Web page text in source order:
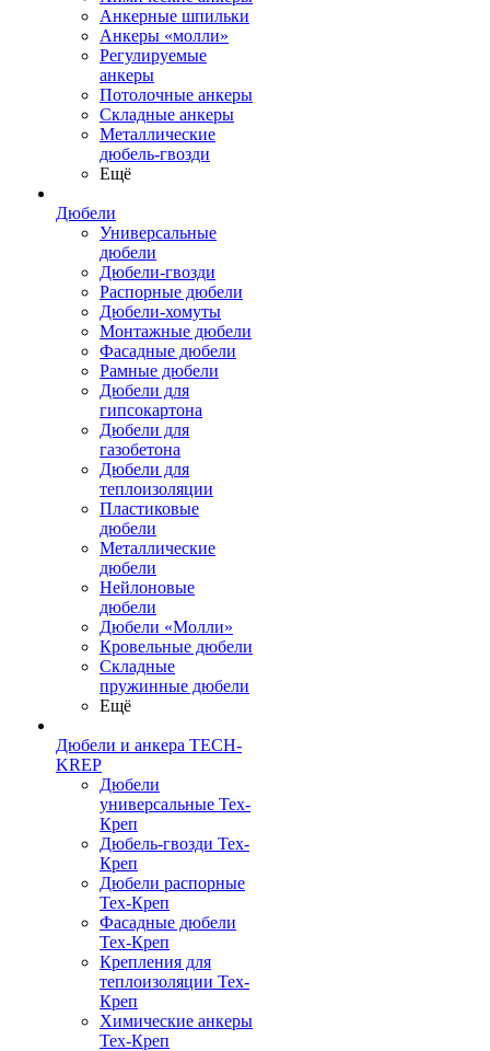
Анкерные шпильки
Анкеры «молли»
Регулируемые
анкеры
Потолочные анкеры
Складные анкеры
Металлические
дюбель-гвозди
Ещё
Дюбели
Универсальные
дюбели
Дюбели-гвозди
Распорные дюбели
Дюбели-хомуты
Монтажные дюбели
Фасадные дюбели
Рамные дюбели
Дюбели для
гипсокартона
Дюбели для
газобетона
Дюбели для
теплоизоляции
Пластиковые
дюбели
Металлические
дюбели
Нейлоновые
дюбели
Дюбели «Молли»
Кровельные дюбели
Складные
пружинные дюбели
Ещё
Дюбели и анкера TECH-
KREP
Дюбели
универсальные Тех-
Креп
Дюбель-гвозди Тех-
Креп
Дюбели распорные
Тех-Креп
Фасадные дюбели
Тех-Креп
Крепления для
теплоизоляции Тех-
Креп
Химические анкеры
Тех-Креп